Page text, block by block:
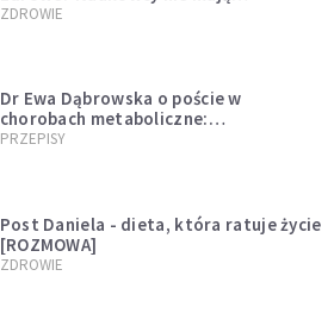
wątpliwości
ZDROWIE
Dr Ewa Dąbrowska o poście w
chorobach metaboliczne:
niedoczynność tarczycy ustępuje
PRZEPISY
Post Daniela - dieta, która ratuje życie
[ROZMOWA]
ZDROWIE